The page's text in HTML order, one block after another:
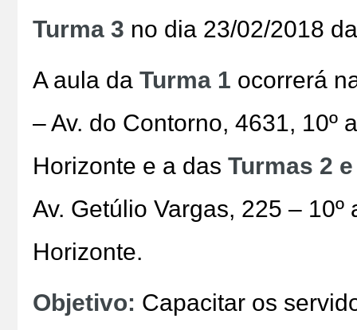
Turma 3 no dia 23/02/2018
A aula daTurma 1 ocorrerá
– Av. do Contorno, 4631, 10º
Horizonte e a das Turmas 2
Av. Getúlio Vargas, 225 –
Horizonte.
Objetivo: Capacitar os